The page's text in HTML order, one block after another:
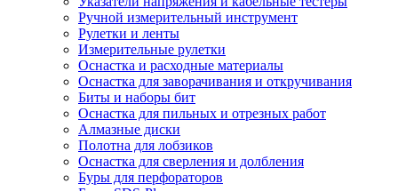
Ручной измерительный инструмент
Рулетки и ленты
Измерительные рулетки
Оснастка и расходные материалы
Оснастка для заворачивания и откручивания
Биты и наборы бит
Оснастка для пильных и отрезных работ
Алмазные диски
Полотна для лобзиков
Оснастка для сверления и долбления
Буры для перфораторов